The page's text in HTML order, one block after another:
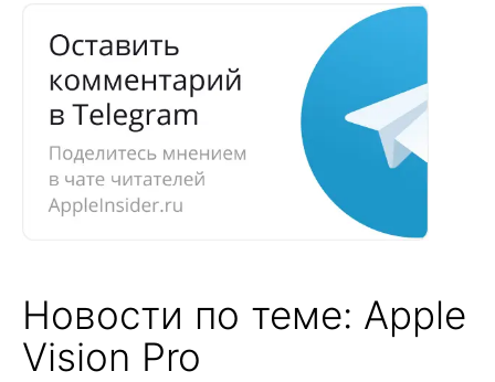
Новости по теме: Apple
Vision Pro